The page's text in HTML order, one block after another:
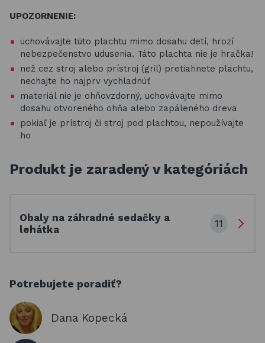
UPOZORNENIE:
uchovávajte túto plachtu mimo dosahu detí, hrozí
nebezpečenstvo udusenia. Táto plachta nie je hračka!
než cez stroj alebo prístroj (gril) pretiahnete plachtu,
nechajte ho najprv vychladnúť
materiál nie je ohňovzdorný, uchovávajte mimo
dosahu otvoreného ohňa alebo zapáleného dreva
pokiaľ je prístroj či stroj pod plachtou, nepoužívajte
ho
Produkt je zaradený v kategóriách
Obaly na záhradné sedačky a
lehátka
11
Potrebujete poradiť?
Dana Kopecká